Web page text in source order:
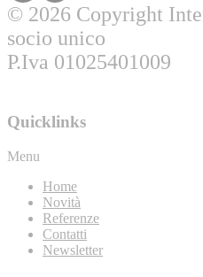
© 2026 Copyright
socio unico
P.Iva 01025401009
Quicklinks
Menu
Home
Novità
Referenze
Contatti
Newsletter